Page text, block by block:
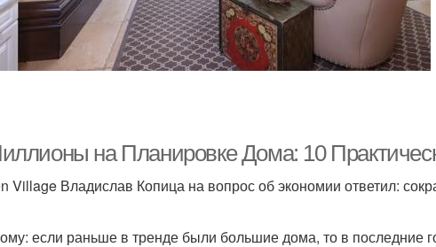
на Планировке Дома: 10
Village Владислав Копица на вопрос об экономии ответил:
если раньше в тренде были большие дома, то в последние